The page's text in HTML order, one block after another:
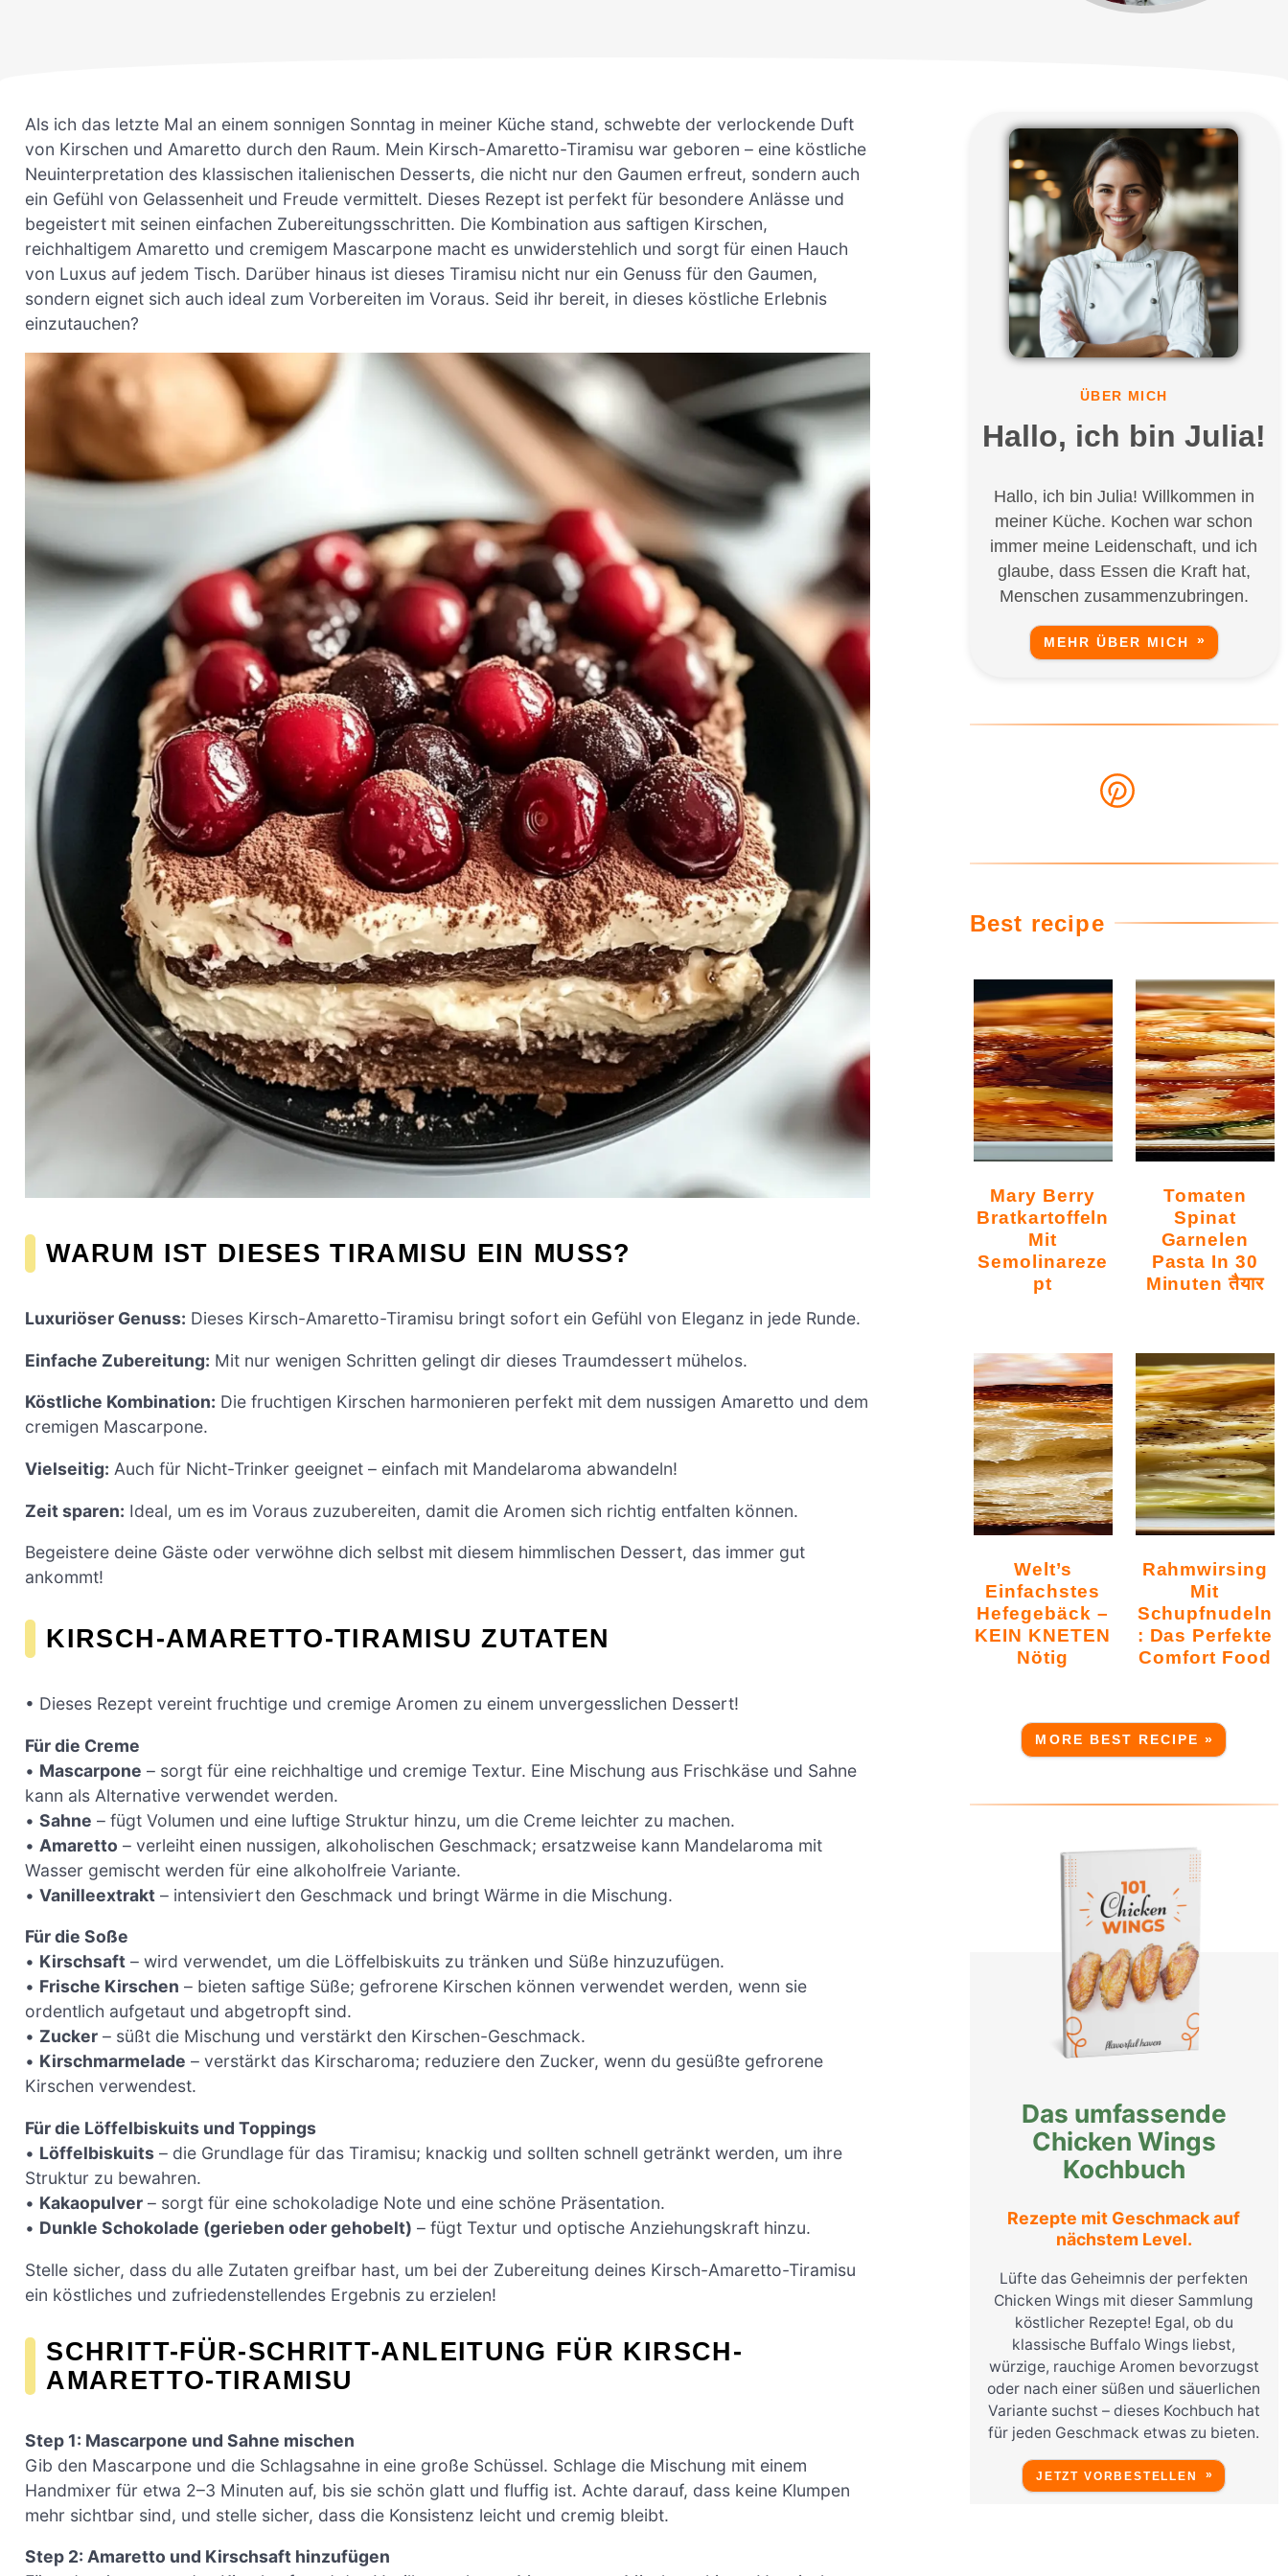
Als ich das letzte Mal an einem sonnigen Sonntag in meiner Küche stand, schwebte der verlockende Duft
von Kirschen und Amaretto durch den Raum. Mein Kirsch-Amaretto-Tiramisu war geboren – eine köstliche
Neuinterpretation des klassischen italienischen Desserts, die nicht nur den Gaumen erfreut, sondern auch
ein Gefühl von Gelassenheit und Freude vermittelt. Dieses Rezept ist perfekt für besondere Anlässe und
begeistert mit seinen einfachen Zubereitungsschritten. Die Kombination aus saftigen Kirschen,
reichhaltigem Amaretto und cremigem Mascarpone macht es unwiderstehlich und sorgt für einen Hauch
von Luxus auf jedem Tisch. Darüber hinaus ist dieses Tiramisu nicht nur ein Genuss für den Gaumen,
sondern eignet sich auch ideal zum Vorbereiten im Voraus. Seid ihr bereit, in dieses köstliche Erlebnis
einzutauchen?
WARUM IST DIESES TIRAMISU EIN MUSS?
Luxuriöser Genuss: Dieses Kirsch-Amaretto-Tiramisu bringt sofort ein Gefühl von Eleganz in jede Runde.
Einfache Zubereitung: Mit nur wenigen Schritten gelingt dir dieses Traumdessert mühelos.
Köstliche Kombination: Die fruchtigen Kirschen harmonieren perfekt mit dem nussigen Amaretto und dem
cremigen Mascarpone.
Vielseitig: Auch für Nicht-Trinker geeignet – einfach mit Mandelaroma abwandeln!
Zeit sparen: Ideal, um es im Voraus zuzubereiten, damit die Aromen sich richtig entfalten können.
Begeistere deine Gäste oder verwöhne dich selbst mit diesem himmlischen Dessert, das immer gut
ankommt!
KIRSCH-AMARETTO-TIRAMISU ZUTATEN
• Dieses Rezept vereint fruchtige und cremige Aromen zu einem unvergesslichen Dessert!
Für die Creme
• Mascarpone – sorgt für eine reichhaltige und cremige Textur. Eine Mischung aus Frischkäse und Sahne
kann als Alternative verwendet werden.
• Sahne – fügt Volumen und eine luftige Struktur hinzu, um die Creme leichter zu machen.
• Amaretto – verleiht einen nussigen, alkoholischen Geschmack; ersatzweise kann Mandelaroma mit
Wasser gemischt werden für eine alkoholfreie Variante.
• Vanilleextrakt – intensiviert den Geschmack und bringt Wärme in die Mischung.
Für die Soße
• Kirschsaft – wird verwendet, um die Löffelbiskuits zu tränken und Süße hinzuzufügen.
• Frische Kirschen – bieten saftige Süße; gefrorene Kirschen können verwendet werden, wenn sie
ordentlich aufgetaut und abgetropft sind.
• Zucker – süßt die Mischung und verstärkt den Kirschen-Geschmack.
• Kirschmarmelade – verstärkt das Kirscharoma; reduziere den Zucker, wenn du gesüßte gefrorene
Kirschen verwendest.
Für die Löffelbiskuits und Toppings
• Löffelbiskuits – die Grundlage für das Tiramisu; knackig und sollten schnell getränkt werden, um ihre
Struktur zu bewahren.
• Kakaopulver – sorgt für eine schokoladige Note und eine schöne Präsentation.
• Dunkle Schokolade (gerieben oder gehobelt) – fügt Textur und optische Anziehungskraft hinzu.
Stelle sicher, dass du alle Zutaten greifbar hast, um bei der Zubereitung deines Kirsch-Amaretto-Tiramisu
ein köstliches und zufriedenstellendes Ergebnis zu erzielen!
SCHRITT-FÜR-SCHRITT-ANLEITUNG FÜR KIRSCH-
AMARETTO-TIRAMISU
Step 1: Mascarpone und Sahne mischen
Gib den Mascarpone und die Schlagsahne in eine große Schüssel. Schlage die Mischung mit einem
Handmixer für etwa 2–3 Minuten auf, bis sie schön glatt und fluffig ist. Achte darauf, dass keine Klumpen
mehr sichtbar sind, und stelle sicher, dass die Konsistenz leicht und cremig bleibt.
Step 2: Amaretto und Kirschsaft hinzufügen
ÜBER MICH
Hallo, ich bin Julia!
Hallo, ich bin Julia! Willkommen in
meiner Küche. Kochen war schon
immer meine Leidenschaft, und ich
glaube, dass Essen die Kraft hat,
Menschen zusammenzubringen.
MEHR ÜBER MICH
Best recipe
Mary Berry
Bratkartoffeln
Mit
Semolinareze
Pt
Tomaten
Spinat
Garnelen
Pasta In 30
Minuten तैयार
Welt’s
Einfachstes
Hefegebäck –
KEIN KNETEN
Nötig
Rahmwirsing
Mit
Schupfnudeln
: Das Perfekte
Comfort Food
MORE BEST RECIPE »
Das umfassende
Chicken Wings
Kochbuch
Rezepte mit Geschmack auf
nächstem Level.
Lüfte das Geheimnis der perfekten
Chicken Wings mit dieser Sammlung
köstlicher Rezepte! Egal, ob du
klassische Buffalo Wings liebst,
würzige, rauchige Aromen bevorzugst
oder nach einer süßen und säuerlichen
Variante suchst – dieses Kochbuch hat
für jeden Geschmack etwas zu bieten.
JETZT VORBESTELLEN